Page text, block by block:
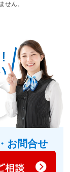
せん。
お問合せ